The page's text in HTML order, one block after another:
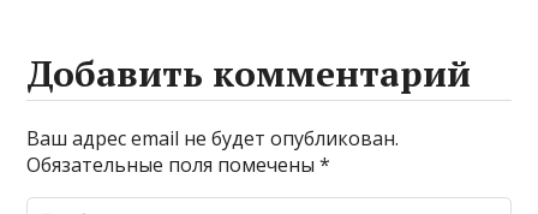
Добавить комментарий
Ваш адрес email не будет опубликован.
Обязательные поля помечены*